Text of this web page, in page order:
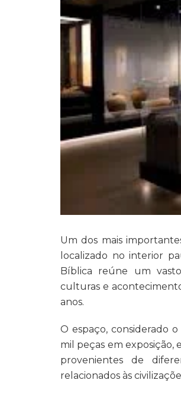
Um dos mais
localizado no interior
Bíblica reúne um
culturas e
anos.
O espaço, considerado
mil peças em exposição,
provenientes de
relacionados às